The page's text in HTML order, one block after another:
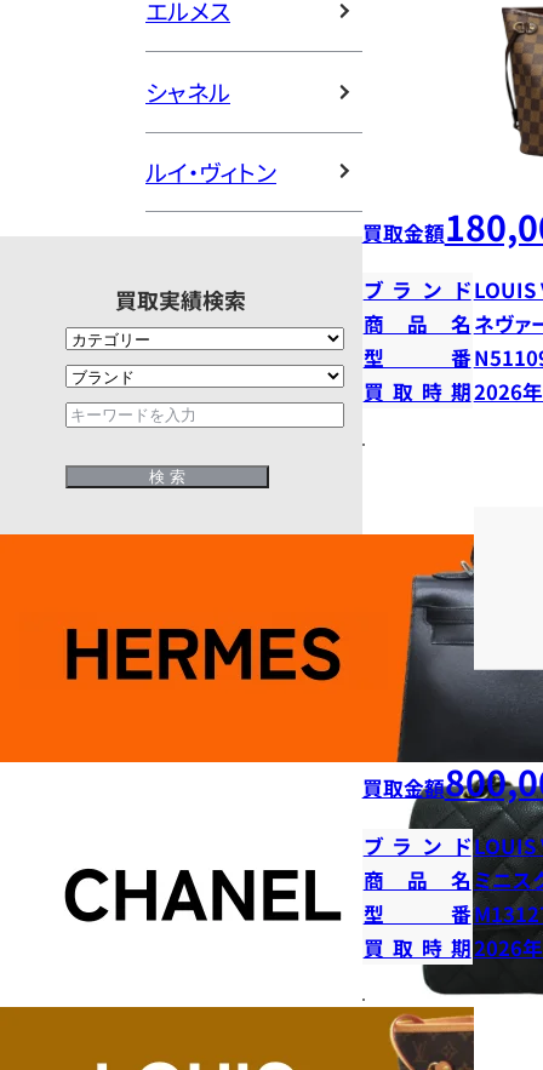
エルメス
シャネル
ルイ・ヴィトン
買取実績検索
買取金額
ブランドLOUIS
商品名 ネヴァ
型番
買取時期2026
買取金額
ブランドLOUIS
商品名 ミニス
型番
買取時期2026